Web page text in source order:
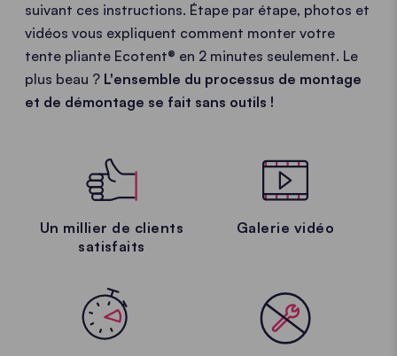
suivant ces instructions. Étape par étape, photos et
vidéos vous expliquent comment monter votre
tente pliante Ecotent® en 2 minutes seulement. Le
plus beau ? L'ensemble du processus de montage
et de démontage se fait sans outils !
Un millier de clients
satisfaits
Galerie vidéo